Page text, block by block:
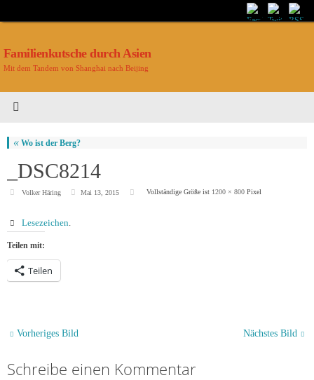
Familienkutsche durch Asien
Mit dem Tandem von Shanghai nach Beijing
« Wo ist der Berg?
_DSC8214
Volker Häring Mai 13, 2015 Vollständige Größe ist 1200 × 800Pixel
Lesezeichen.
Teilen mit:
Teilen
Vorheriges Bild Nächstes Bild
Schreibe einen Kommentar